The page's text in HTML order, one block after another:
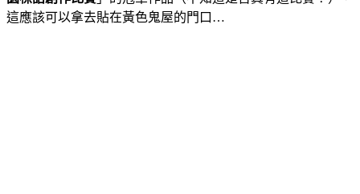
這應該可以拿去貼在黃色鬼屋的門口…